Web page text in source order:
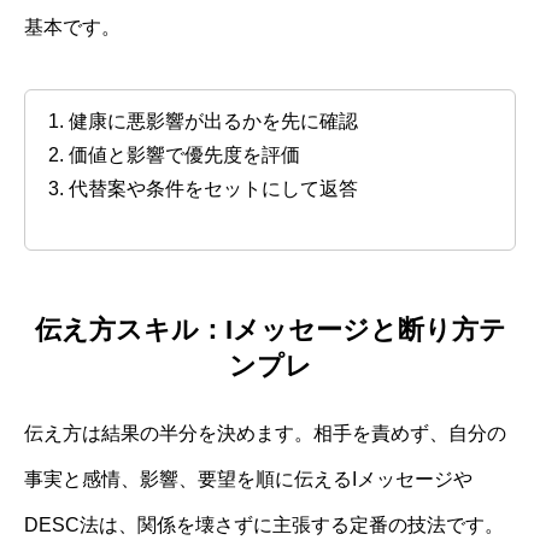
基本です。
健康に悪影響が出るかを先に確認
価値と影響で優先度を評価
代替案や条件をセットにして返答
伝え方スキル：Iメッセージと断り方テ
ンプレ
伝え方は結果の半分を決めます。相手を責めず、自分の
事実と感情、影響、要望を順に伝えるIメッセージや
DESC法は、関係を壊さずに主張する定番の技法です。